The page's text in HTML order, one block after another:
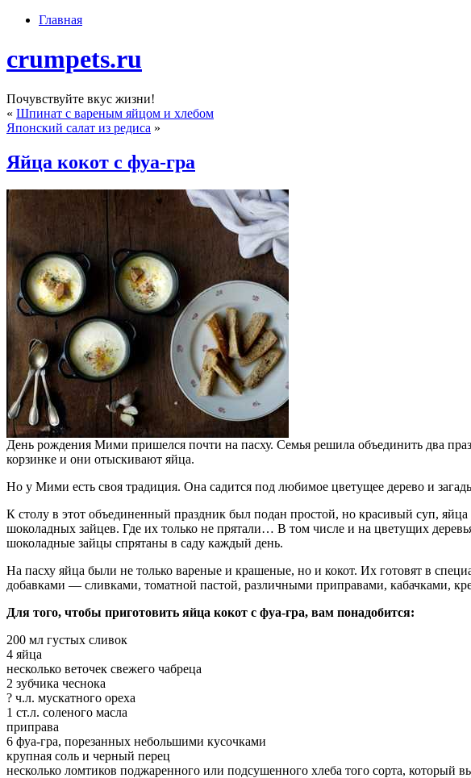
Главная
crumpets.ru
Почувствуйте вкус жизни!
« Шпинат с вареным яйцом и хлебом
Японский салат из редиса »
Яйца кокот с фуа-гра
День рождения Мими пришелся почти на пасху. Семья решила объединить два
корзинке и они отыскивают яйца.
Но у Мими есть своя традиция. Она садится под любимое цветущее дерево и
К столу в этот объединенный праздник был подан простой, но красивый суп,
шоколадных зайцев. Где их только не прятали… В том числе и на цветущих
шоколадные зайцы спрятаны в саду каждый день.
На пасху яйца были не только вареные и крашеные, но и кокот. Их готовят в
добавками — сливками, томатной пастой, различными приправами, кабачками,
Для того, чтобы приготовить яйца кокот с фуа-гра, вам понадобится:
200 мл густых сливок
4 яйца
несколько веточек свежего чабреца
2 зубчика чеснока
? ч.л. мускатного ореха
1 ст.л. соленого масла
приправа
6 фуа-гра, порезанных небольшими кусочками
крупная соль и черный перец
несколько ломтиков поджаренного или подсушенного хлеба того сорта, который